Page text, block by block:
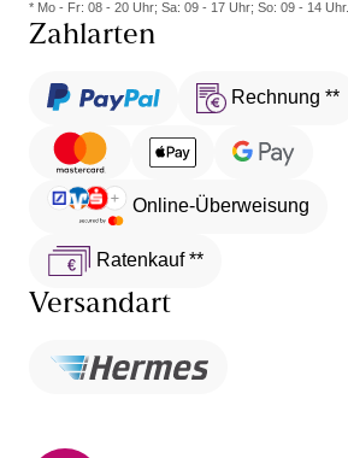
* Mo - Fr: 08 - 20 Uhr; Sa: 09 - 17 Uhr; So: 09 - 14 Uhr.
Zahlarten
Rechnung **
Online-Überweisung
Ratenkauf **
Versandart